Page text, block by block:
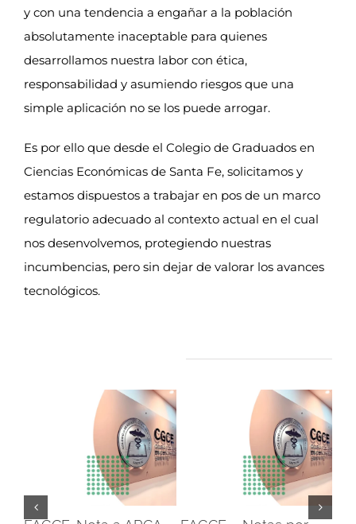
y con una tendencia a engañar a la población
absolutamente inaceptable para quienes
desarrollamos nuestra labor con ética,
responsabilidad y asumiendo riesgos que una
simple aplicación no se los puede arrogar.
Es por ello que desde el Colegio de Graduados en
Ciencias Económicas de Santa Fe, solicitamos y
estamos dispuestos a trabajar en pos de un marco
regulatorio adecuado al contexto actual en el cual
nos desenvolvemos, protegiendo nuestras
incumbencias, pero sin dejar de valorar los avances
tecnológicos.